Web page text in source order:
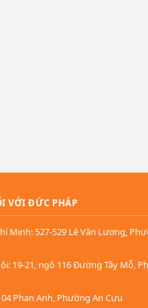
VỚI ĐỨC PHÁP
Minh: 527-529 Lê Văn Lương,
19-21, ngõ 116 Đường Tây Mỗ,
04 Phan Anh, Phường An Cựu